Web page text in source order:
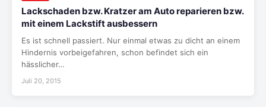
Lackschaden bzw. Kratzer am Auto reparieren bzw.
mit einem Lackstift ausbessern
Es ist schnell passiert. Nur einmal etwas zu dicht an einem
Hindernis vorbeigefahren, schon befindet sich ein
hässlicher…
Juli 20, 2015